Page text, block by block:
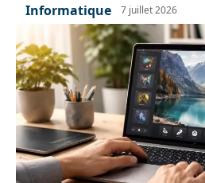
Informatique 7 juillet 2026